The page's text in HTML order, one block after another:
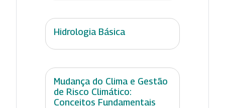
Hidrologia Básica
Mudança do Clima e Gestão
de Risco Climático:
Conceitos Fundamentais